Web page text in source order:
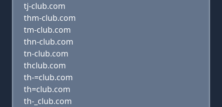
tj-club.com
thm-club.com
tm-club.com
thn-club.com
tn-club.com
thclub.com
th-=club.com
th=club.com
th-_club.com